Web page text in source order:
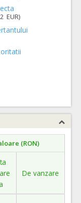
EUR)
(RON)
De vanzare